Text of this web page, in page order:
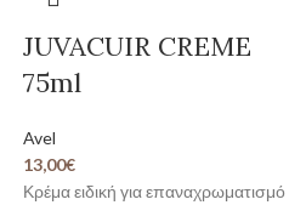
JUVACUIR CREME
75ml
Avel
13,00€
Κρέμα ειδική για επαναχρωματισμό